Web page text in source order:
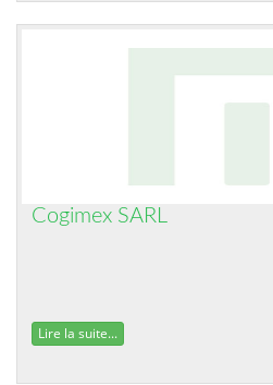
Cogimex SARL
Lire la suite...